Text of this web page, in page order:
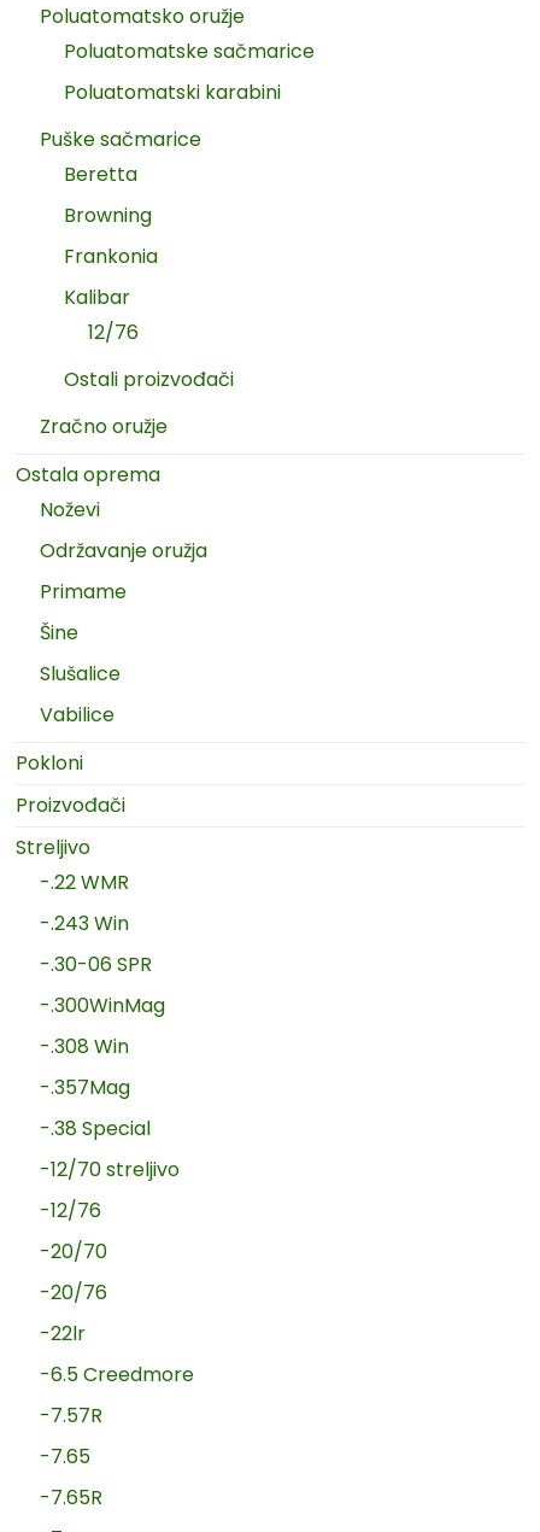
Poluatomatsko oružje
Poluatomatske sačmarice
Poluatomatski karabini
Puške sačmarice
Beretta
Browning
Frankonia
Kalibar
12/76
Ostali proizvođači
Zračno oružje
Ostala oprema
Noževi
Održavanje oružja
Primame
Šine
Slušalice
Vabilice
Pokloni
Proizvođači
Streljivo
-.22 WMR
-.243 Win
-.30-06 SPR
-.300WinMag
-.308 Win
-.357Mag
-.38 Special
-12/70 streljivo
-12/76
-20/70
-20/76
-22lr
-6.5 Creedmore
-7.57R
-7.65
-7.65R